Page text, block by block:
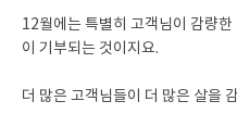
12월에는 특별히 고객님이 감량
이 기부되는 것이지요.
더 많은 고객님들이 더 많은 살을